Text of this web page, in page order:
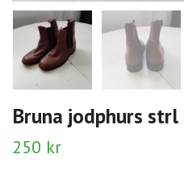
Bruna jodphurs
250 kr